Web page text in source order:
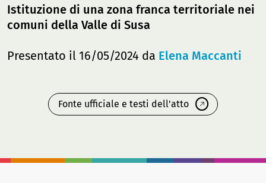
Istituzione di una zona franca territoriale nei
comuni della Valle di Susa
Presentato il 16/05/2024 da Elena Maccanti
Fonte ufficiale e testi dell'atto